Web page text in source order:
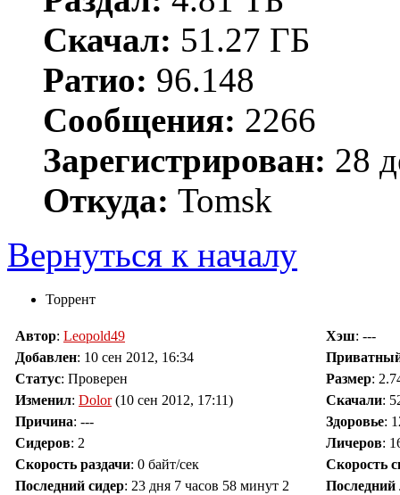
Скачал: 51.27 ГБ
Ратио: 96.148
Сообщения: 2266
Зарегистрирован: 28
Откуда: Tomsk
Вернуться к началу
Торрент
Автор: Leopold49 Хэш: ---
Добавлен: 10 сен 2012, 16:34
Статус: Проверен Размер:
Изменил: Dolor(10 сен 2012, 17:11) Скачали:
Причина: --- Здоровье:
Сидеров: 2 Личеров:
Скорость раздачи: 0 байт/сек
Скорость
Последний сидер: 23 дня 7 часов 58 минут 2
Последний